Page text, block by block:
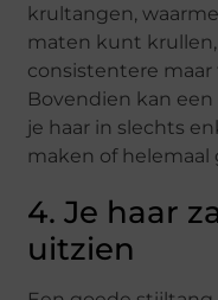
krultangen,
maten kunt
consistentere
Bovendien kan
je haar in slechts
maken of helemaal
4. Je haar
uitzien